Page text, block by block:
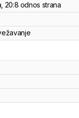
, 20:8 odnos strana